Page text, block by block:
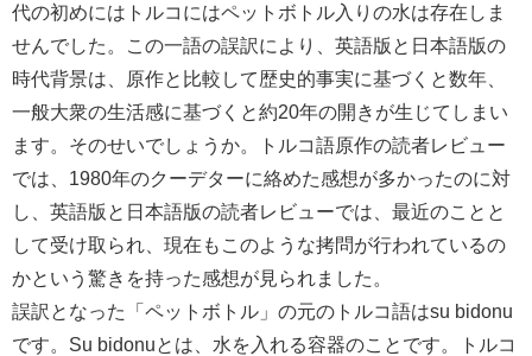
代の初めにはトルコにはペットボトル入りの水は存在しま
せんでした。この一語の誤訳により、英語版と日本語版の
時代背景は、原作と比較して歴史的事実に基づくと数年、
一般大衆の生活感に基づくと約20年の開きが生じてしまい
ます。そのせいでしょうか。トルコ語原作の読者レビュー
では、1980年のクーデターに絡めた感想が多かったのに対
し、英語版と日本語版の読者レビューでは、最近のことと
して受け取られ、現在もこのような拷問が行われているの
かという驚きを持った感想が見られました。
誤訳となった「ペットボトル」の元のトルコ語はsu bidonu
です。Su bidonuとは、水を入れる容器のことです。トルコ